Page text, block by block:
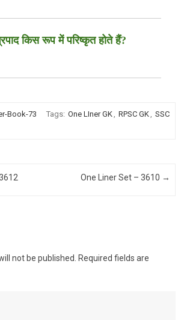
किस रूप में परिष्कृत होते हैं?
Book-73 Tags: One LIner GK, RPSC GK, SSC
One Liner Set – 3610 →
not be published.
Required fields are